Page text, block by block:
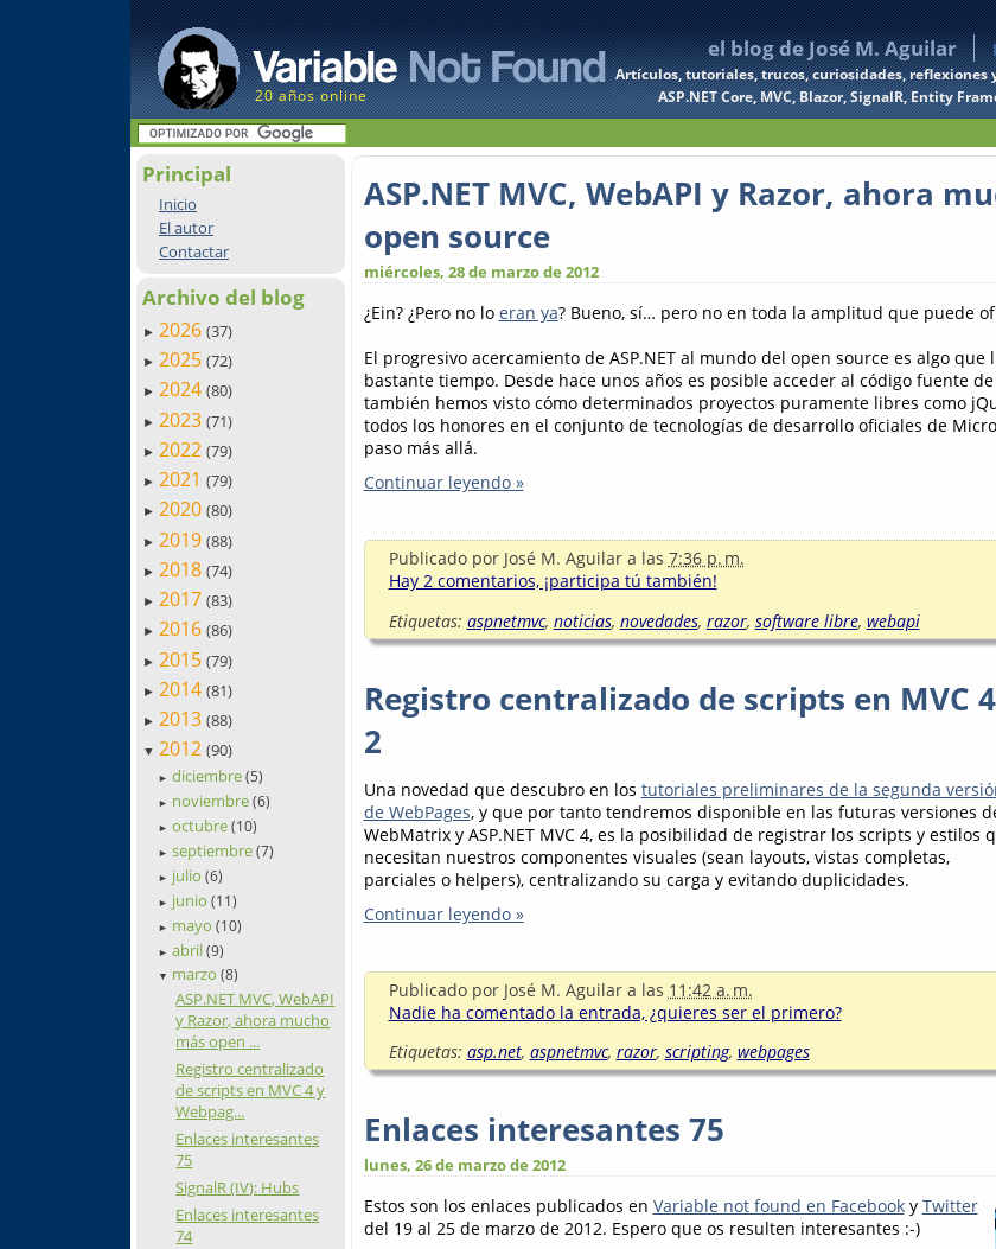
20 años online
el blog de José M. Aguilar
Artículos, tutoriales, trucos, curiosidades, reflexiones
ASP.NET Core, MVC, Blazor, SignalR, Entity
Principal
Inicio
El autor
Contactar
Archivo del blog
► 2026 (37)
► 2025 (72)
► 2024 (80)
► 2023 (71)
► 2022 (79)
► 2021 (79)
► 2020 (80)
► 2019 (88)
► 2018 (74)
► 2017 (83)
► 2016 (86)
► 2015 (79)
► 2014 (81)
► 2013 (88)
▼ 2012 (90)
► diciembre(5)
► noviembre(6)
► octubre(10)
► septiembre(7)
► julio(6)
► junio(11)
► mayo(10)
► abril(9)
▼ marzo(8)
ASP.NET MVC, WebAPI
y Razor, ahora mucho
más open ...
Registro centralizado
de scripts en MVC 4 y
Webpag...
Enlaces interesantes
75
SignalR (IV): Hubs
Enlaces interesantes
74
ASP.NET MVC, WebAPI y Razor, ahora
open source
miércoles, 28 de marzo de 2012
¿Ein? ¿Pero no lo eran ya? Bueno, sí… pero no en toda la amplitud que puede
El progresivo acercamiento de ASP.NET al mundo del open source es algo que
bastante tiempo. Desde hace unos años es posible acceder al código fuente
también hemos visto cómo determinados proyectos puramente libres como
todos los honores en el conjunto de tecnologías de desarrollo oficiales de
paso más allá.
Continuar leyendo »
Publicado por José M. Aguilar a las 7:36 p. m.
Hay 2 comentarios, ¡participa tú también!
Etiquetas: aspnetmvc, noticias, novedades, razor, software libre, webapi
Registro centralizado de scripts en MVC
2
Una novedad que descubro en los tutoriales preliminares de la segunda
de WebPages, y que por tanto tendremos disponible en las futuras versiones
WebMatrix y ASP.NET MVC 4, es la posibilidad de registrar los scripts y estilos
necesitan nuestros componentes visuales (sean layouts, vistas completas,
parciales o helpers), centralizando su carga y evitando duplicidades.
Continuar leyendo »
Publicado por José M. Aguilar a las 11:42 a. m.
Nadie ha comentado la entrada, ¿quieres ser el primero?
Etiquetas: asp.net, aspnetmvc, razor, scripting, webpages
Enlaces interesantes 75
lunes, 26 de marzo de 2012
Estos son los enlaces publicados en Variable not found en Facebooky Twitter
del 19 al 25 de marzo de 2012. Espero que os resulten interesantes :-)